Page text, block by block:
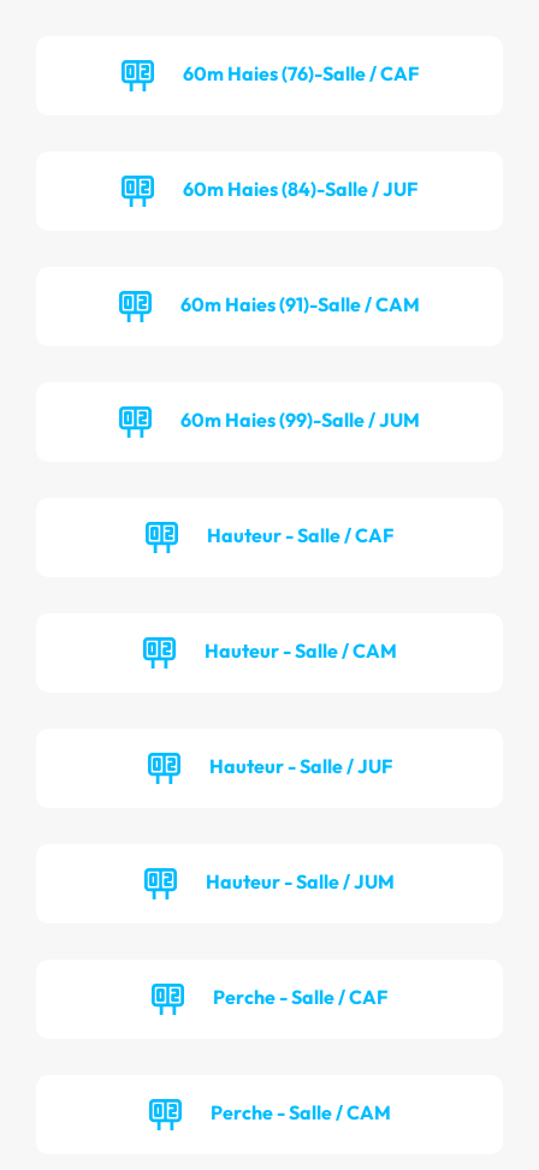
60m Haies (76)-Salle / CAF
60m Haies (84)-Salle / JUF
60m Haies (91)-Salle / CAM
60m Haies (99)-Salle / JUM
Hauteur - Salle / CAF
Hauteur - Salle / CAM
Hauteur - Salle / JUF
Hauteur - Salle / JUM
Perche - Salle / CAF
Perche - Salle / CAM